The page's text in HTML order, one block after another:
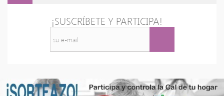
¡SUSCRÍBETE Y PARTICIPA!